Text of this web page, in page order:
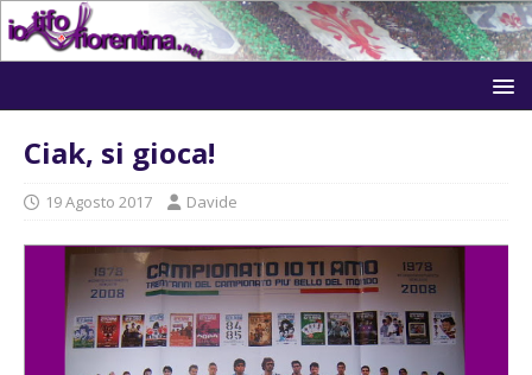
Ciak, si gioca!
19 Agosto 2017 Davide